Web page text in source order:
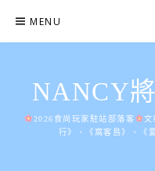
content
MENU
NANCY
2026食尚玩家駐站部落客
文
行》、《窩客島》、《